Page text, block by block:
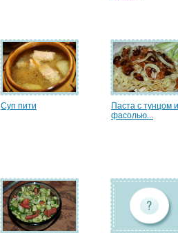
Суп пити
Паста с тунцом и
фасолью...